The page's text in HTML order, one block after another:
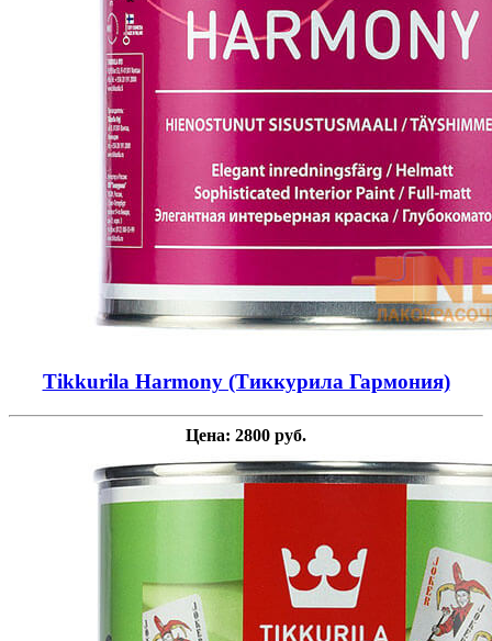
Tikkurila Harmony (Тиккурила Гармония)
Цена: 2800 руб.